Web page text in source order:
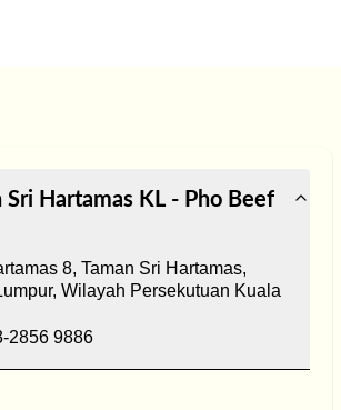
Sri Hartamas KL - Pho Beef
8, Taman Sri Hartamas,
Wilayah Persekutuan Kuala
2856 9886